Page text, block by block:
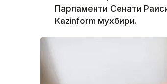
Парламенти Сенати
Kazinform мухбири.